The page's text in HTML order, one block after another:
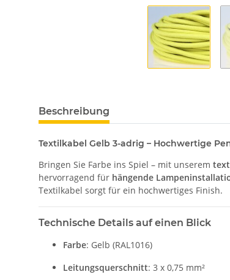
Beschreibung
Textilkabel Gelb 3-adrig – Hochwertige
Bringen Sie Farbe ins Spiel – mit unserem
hervorragend für hängende
Textilkabel sorgt für ein hochwertiges Finish.
Technische Details auf einen Blick
Farbe: Gelb (RAL1016)
Leitungsquerschnitt: 3 x 0,75 mm²